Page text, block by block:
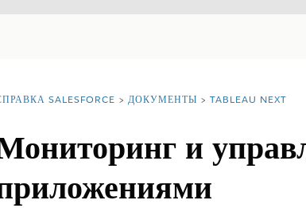
находитесь здесь:
SALESFORCE ДОКУМЕНТЫ TABLEAU NEXT
и